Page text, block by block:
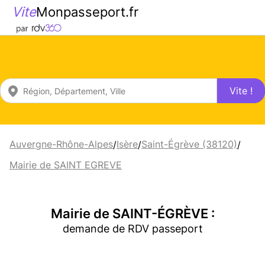
ViteMonpasseport.fr
Vite !
Auvergne-Rhône-Alpes/Isère/Saint-Égrève (38120)/
Mairie de SAINT EGREVE
Mairie de SAINT-ÉGRÈVE :
demande de RDV passeport